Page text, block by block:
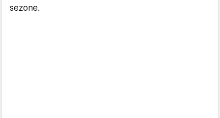
sezone.